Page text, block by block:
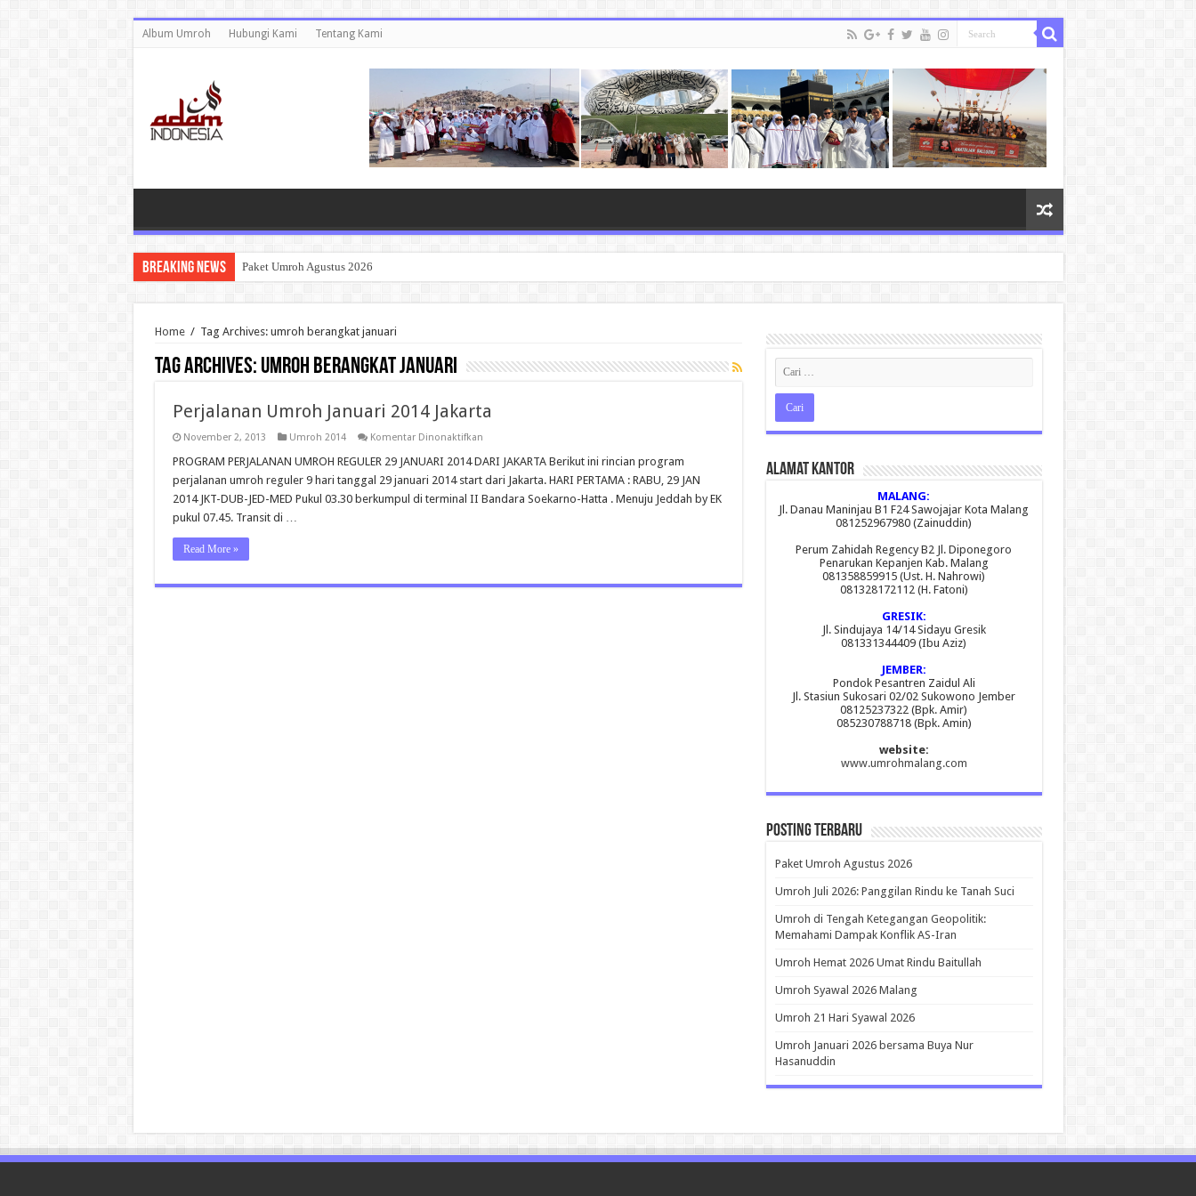
Album Umroh Hubungi Kami Tentang Kami
Breaking News Paket Umroh Agustus 2026
Home / Tag Archives: umroh berangkat januari
Tag Archives: umroh berangkat januari
Perjalanan Umroh Januari 2014 Jakarta
November 2, 2013 Umroh 2014 Komentar Dinonaktifkanpada
Umroh
Januari
2014
Jakarta
PROGRAM PERJALANAN UMROH REGULER 29 JANUARI 2014 DARI JAKARTA Berikut ini rincian program
perjalanan umroh reguler 9 hari tanggal 29 januari 2014 start dari Jakarta. HARI PERTAMA : RABU, 29 JAN
2014 JKT-DUB-JED-MED Pukul 03.30 berkumpul di terminal II Bandara Soekarno-Hatta . Menuju Jeddah by EK
pukul 07.45. Transit di …
Read More »
Alamat Kantor
MALANG:
Jl. Danau Maninjau B1 F24 Sawojajar Kota Malang
081252967980 (Zainuddin)
Perum Zahidah Regency B2 Jl. Diponegoro
Penarukan Kepanjen Kab. Malang
081358859915 (Ust. H. Nahrowi)
081328172112 (H. Fatoni)
GRESIK:
Jl. Sindujaya 14/14 Sidayu Gresik
081331344409 (Ibu Aziz)
JEMBER:
Pondok Pesantren Zaidul Ali
Jl. Stasiun Sukosari 02/02 Sukowono Jember
08125237322 (Bpk. Amir)
085230788718 (Bpk. Amin)
website:
www.umrohmalang.com
Posting Terbaru
Paket Umroh Agustus 2026
Umroh Juli 2026: Panggilan Rindu ke Tanah Suci
Umroh di Tengah Ketegangan Geopolitik:
Memahami Dampak Konflik AS-Iran
Umroh Hemat 2026 Umat Rindu Baitullah
Umroh Syawal 2026 Malang
Umroh 21 Hari Syawal 2026
Umroh Januari 2026 bersama Buya Nur
Hasanuddin